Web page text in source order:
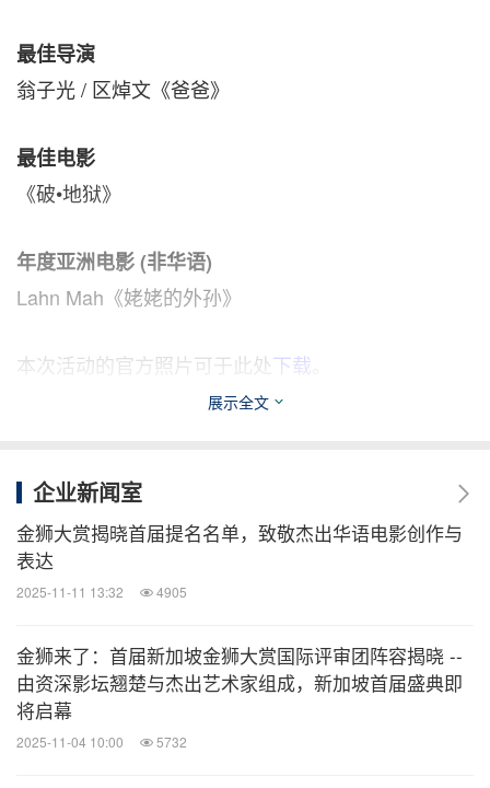
最佳导演
翁子光 / 区焯文《爸爸》
最佳电影
《破•地狱》
年度亚洲电影 (非华语)
Lahn Mah《姥姥的外孙》
本次活动的官方照片可于此处下载
金狮大赏是新加坡发起的国际年度华语电影颁奖典
礼，由新加坡上市公司午言媒体主办。典礼致力于表
彰华语电影从业员的贡献和付出，并希望在未来五年
内发展为本区域具代表性的年度盛典。众星齐聚，为
卓越表现的华语电影喝彩，表彰华语电影从业员的杰
出表现。如需了解更多有关金狮大赏的详情，请访问
www.goldensingaawards.com
展示全文
企业新闻室
金狮大赏揭晓首届提名名单，致敬杰出华语电影创作与
表达
2025-11-11 13:32 4905
金狮来了：首届新加坡金狮大赏国际评审团阵容揭晓 --
由资深影坛翘楚与杰出艺术家组成，新加坡首届盛典即
将启幕
2025-11-04 10:00 5732